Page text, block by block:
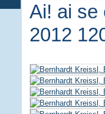
Ai! ai se
2012